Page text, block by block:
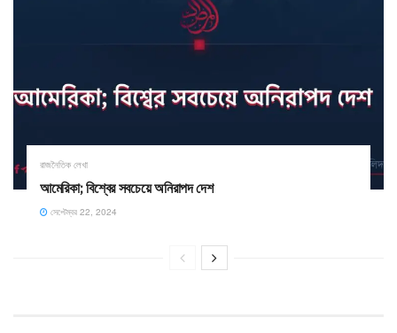
রাজনৈতিক লেখা
আমেরিকা; বিশ্বের সবচেয়ে অনিরাপদ দেশ
সেপ্টেম্বর 22, 2024